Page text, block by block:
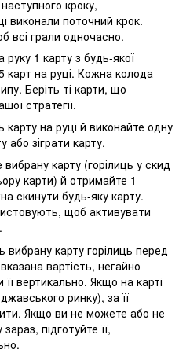
кроку,
виконали поточний крок.
всі грали одночасно.
руку 1 карту з будь-якої
на руці. Кожна колода
Беріть ті карти, що
стратегії.
карту на руці й виконайте одну
або зіграти карту.
вибрану карту (горілиць у скид
карти) й отримайте 1
скинути будь-яку карту.
щоб активувати
вибрану карту горілиць перед
вартість, негайно
вертикально. Якщо на карті
ринку), за її
Якщо ви не можете або не
підготуйте її,